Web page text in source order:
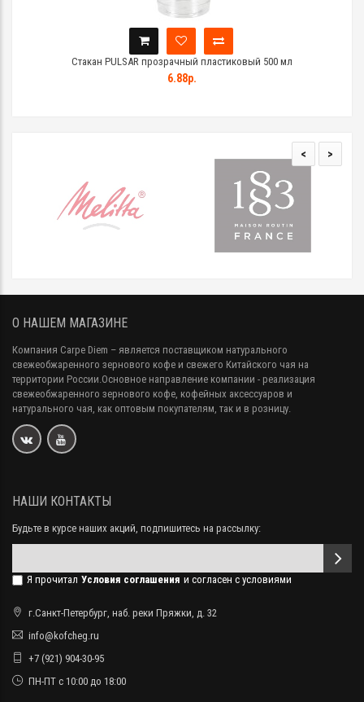
Стакан PULSAR прозрачный пластиковый 500 мл
6.88р.
< >
О НАШЕМ МАГАЗИНЕ
Компания Carpe Diem – является поставщиком натурального
свежеобжаренного зернового кофе и свежего Китайского чая на
территории России.Основное направление компании - реализация
свежеобжаренного зернового кофе, кофейных аксессуаров и
натурального чая, как оптовым покупателям, так и в розницу.
НАШИ КОНТАКТЫ
Будьте в курсе наших акций, подпишитесь на рассылку:
Я прочитал Условия соглашения и согласен с условиями
г.Санкт-Петербург, наб. реки Пряжки, д. 32
info@kofcheg.ru
+7 (921) 904-30-95
ПН-ПТ с 10:00 до 18:00